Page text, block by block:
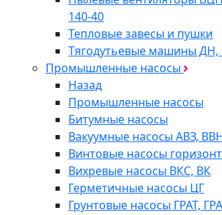
140-40
Тепловые завесы и пушки
Тягодутьевые машины
Промышленные насосы
Назад
Промышленные насосы
Битумные насосы
Вакуумные насосы АВЗ,
Винтовые насосы
Вихревые насосы ВКС, ВК
Герметичные насосы ЦГ
Грунтовые насосы ГРАТ,